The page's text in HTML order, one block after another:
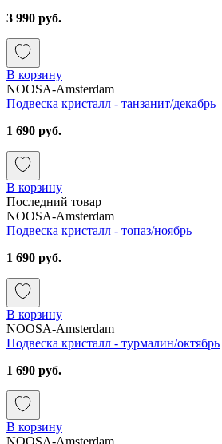
3 990 руб.
В корзину
NOOSA-Amsterdam
Подвеска кристалл - танзанит/декабрь
1 690 руб.
В корзину
Последний товар
NOOSA-Amsterdam
Подвеска кристалл - топаз/ноябрь
1 690 руб.
В корзину
NOOSA-Amsterdam
Подвеска кристалл - турмалин/октябрь
1 690 руб.
В корзину
NOOSA-Amsterdam